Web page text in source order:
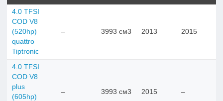
4.0 TFSI
COD V8
(520hp)
quattro
Tiptronic
– 3993 см3 2013 2015
4.0 TFSI
COD V8
plus
(605hp)
– 3993 см3 2015 –